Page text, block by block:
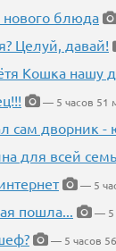
нового блюда
Целуй, давай!
Кошка нашу
— 5 часов 51
сам дворник -
для всей
— 5
пошла...
— 5
— 5 часов